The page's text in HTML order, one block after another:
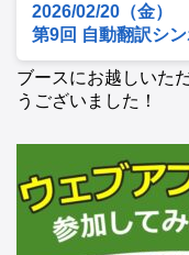
2026/02/20（金）
第9回 自動翻訳シ
ブースにお越しいた
うございました！